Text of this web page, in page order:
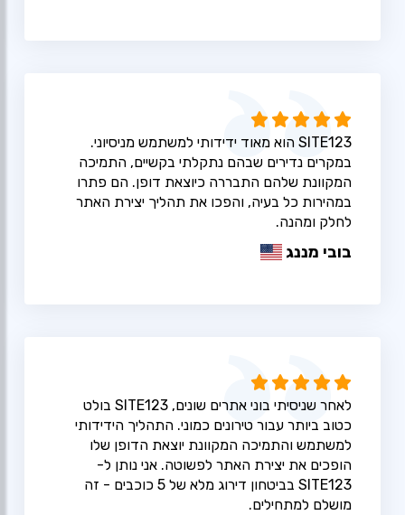
SITE123 הוא מאוד ידידותי למשתמש מניסיוני.
במקרים נדירים שבהם נתקלתי בקשיים, התמיכה
המקוונת שלהם התבררה כיוצאת דופן. הם פתרו
במהירות כל בעיה, והפכו את תהליך יצירת האתר
לחלק ומהנה.
בובי מננג
לאחר שניסיתי בוני אתרים שונים, SITE123 בולט
כטוב ביותר עבור טירונים כמוני. התהליך הידידותי
למשתמש והתמיכה המקוונת יוצאת הדופן שלו
הופכים את יצירת האתר לפשוטה. אני נותן ל-
SITE123 בביטחון דירוג מלא של 5 כוכבים - זה
מושלם למתחילים.